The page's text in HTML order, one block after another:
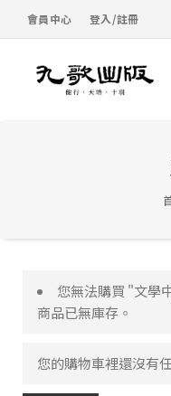
會員中心 登入/註冊
您無法購買 "文學
商品已無庫存。
您的購物車裡還沒有